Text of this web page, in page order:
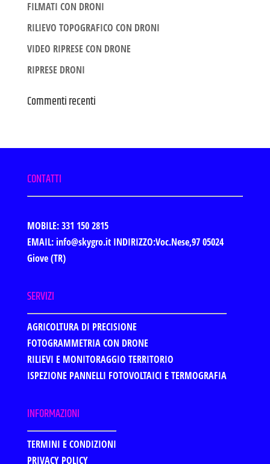
FILMATI CON DRONI
RILIEVO TOPOGRAFICO CON DRONI
VIDEO RIPRESE CON DRONE
RIPRESE DRONI
Commenti recenti
CONTATTI
MOBILE: 331 150 2815
EMAIL: info@skygro.it INDIRIZZO:Voc.Nese,97 05024
Giove (TR)
SERVIZI
AGRICOLTURA DI PRECISIONE
FOTOGRAMMETRIA CON DRONE
RILIEVI E MONITORAGGIO TERRITORIO
ISPEZIONE PANNELLI FOTOVOLTAICI E TERMOGRAFIA
INFORMAZIONI
TERMINI E CONDIZIONI
PRIVACY POLICY